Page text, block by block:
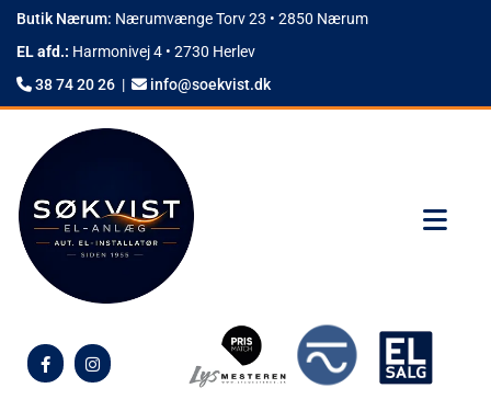
Butik Nærum: Nærumvænge Torv 23 • 2850 Nærum
EL afd.: Harmonivej 4 • 2730 Herlev
 38 74 20 26 |  info@soekvist.dk